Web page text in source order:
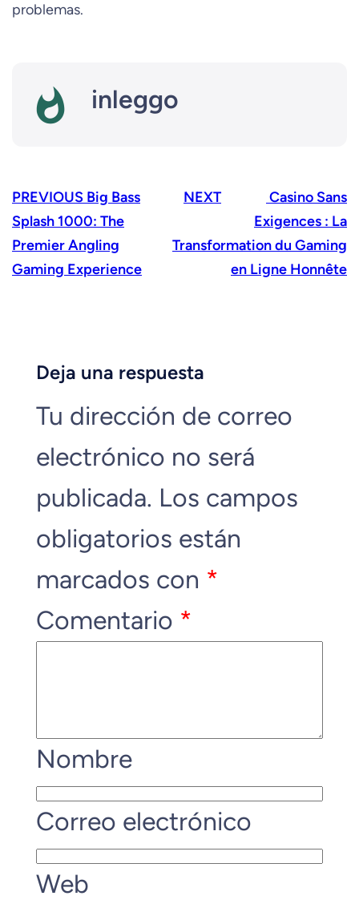
problemas.
inleggo
PREVIOUS Big Bass
Splash 1000: The
Premier Angling
Gaming Experience
NEXT
Casino Sans
Exigences : La
Transformation du Gaming
en Ligne Honnête
Deja una respuesta
Tu dirección de correo
electrónico no será
publicada. Los campos
obligatorios están
marcados con *
Comentario *
Nombre
Correo electrónico
Web